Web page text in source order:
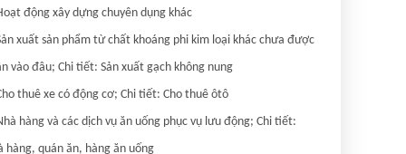
động xây dựng chuyên dụng khác
xuất sản phẩm từ chất khoáng phi kim loại khác chưa được
vào đâu; Chi tiết: Sản xuất gạch không nung
thuê xe có động cơ; Chi tiết: Cho thuê ôtô
hàng và các dịch vụ ăn uống phục vụ lưu động; Chi tiết:
hàng, quán ăn, hàng ăn uống